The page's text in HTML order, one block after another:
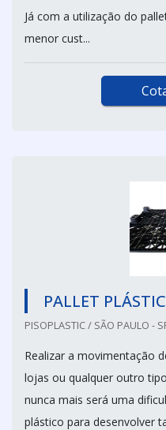
Já com a utilização do
menor cust...
PALLET
PISOPLASTIC / SÃO PAULO -
Realizar a movimentação
lojas ou qualquer outro
nunca mais será uma
plástico para desenvolver